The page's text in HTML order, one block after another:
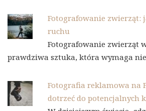
Fotografowanie zwierząt:
ruchu
Fotografowanie zwierząt
prawdziwa sztuka, która wymaga
Fotografia reklamowa na
dotrzeć do potencjalnych